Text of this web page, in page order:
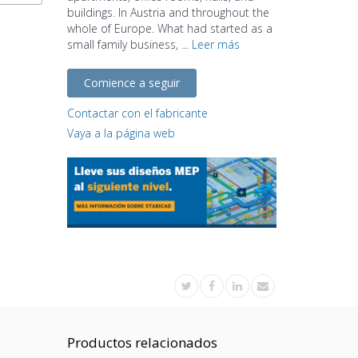
buildings. In Austria and throughout the
whole of Europe. What had started as a
small family business, ... Leer más
Comience a seguir
Contactar con el fabricante
Vaya a la página web
Productos relacionados